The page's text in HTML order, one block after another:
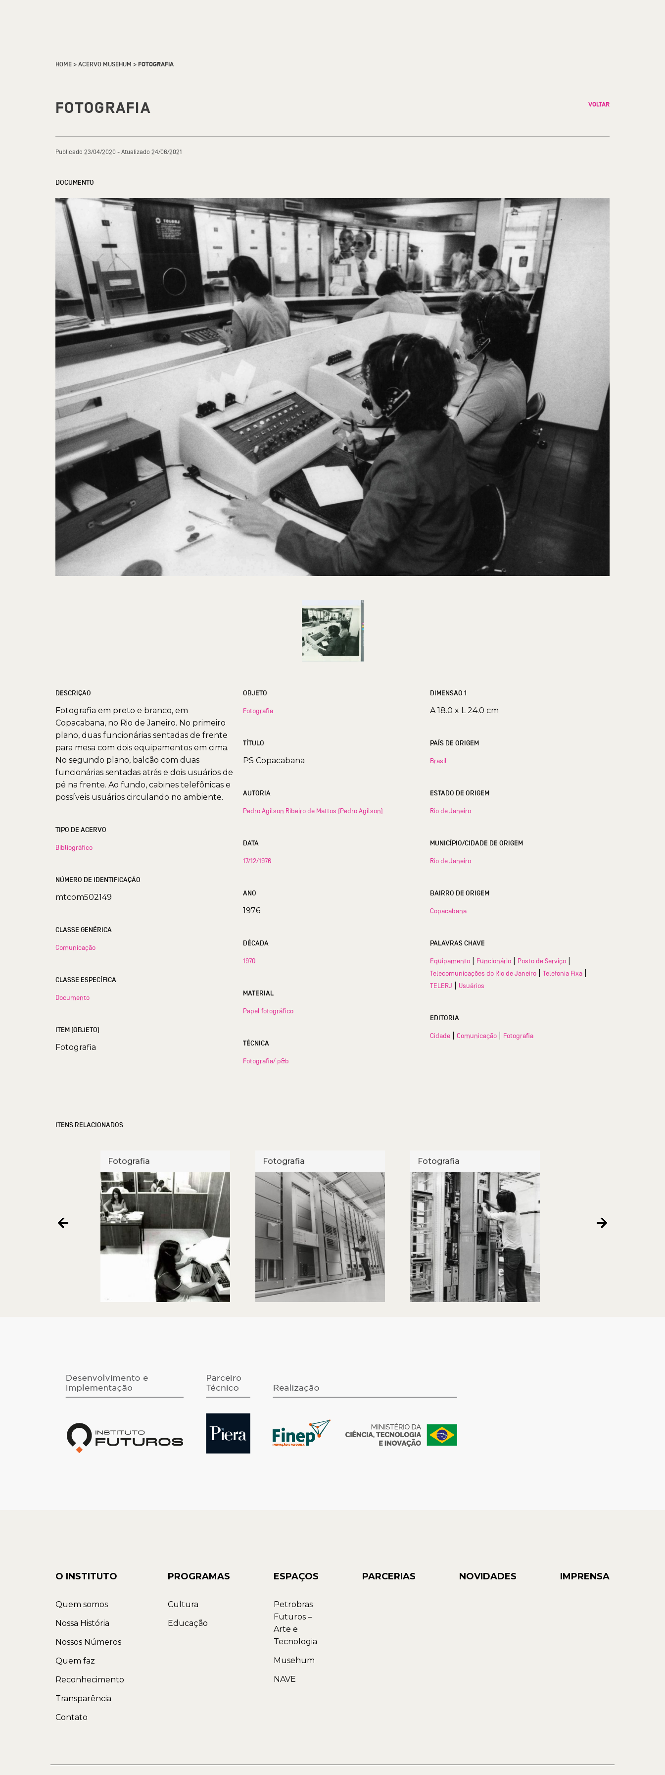
HOME>ACERVO MUSEHUM >FOTOGRAFIA
FOTOGRAFIA VOLTAR
Publicado 23/04/2020 - Atualizado 24/06/2021
DOCUMENTO
DESCRIÇÃO
Fotografia em preto e branco, em
Copacabana, no Rio de Janeiro. No primeiro
plano, duas funcionárias sentadas de frente
para mesa com dois equipamentos em cima.
No segundo plano, balcão com duas
funcionárias sentadas atrás e dois usuários de
pé na frente. Ao fundo, cabines telefônicas e
possíveis usuários circulando no ambiente.
TIPO DE ACERVO
Bibliográfico
NÚMERO DE IDENTIFICAÇÃO
mtcom502149
CLASSE GENÉRICA
Comunicação
CLASSE ESPECÍFICA
Documento
ITEM (OBJETO)
Fotografia
OBJETO
Fotografia
TÍTULO
PS Copacabana
AUTORIA
Pedro Agilson Ribeiro de Mattos (Pedro Agilson)
DATA
17/12/1976
ANO
1976
DÉCADA
1970
MATERIAL
Papel fotográfico
TÉCNICA
Fotografia/ p&b
DIMENSÃO 1
A 18.0 x L 24.0 cm
PAÍS DE ORIGEM
Brasil
ESTADO DE ORIGEM
Rio de Janeiro
MUNICÍPIO/CIDADE DE ORIGEM
Rio de Janeiro
BAIRRO DE ORIGEM
Copacabana
PALAVRAS CHAVE
Equipamento Funcionário Posto de Serviço
Telecomunicações do Rio de Janeiro |Telefonia Fixa
TELERJ Usuários
EDITORIA
Cidade |Comunicação Fotografia
ITENS RELACIONADOS
Fotografia Fotografia Fotografia
O INSTITUTO
Quem somos
Nossa História
Nossos Números
Quem faz
Reconhecimento
Transparência
Contato
PROGRAMAS
Cultura
Educação
ESPAÇOS
Petrobras
Futuros –
Arte e
Tecnologia
Musehum
NAVE
PARCERIAS NOVIDADES IMPRENSA